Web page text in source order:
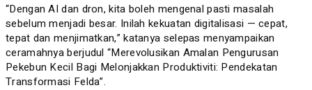
“Dengan AI dan dron, kita boleh mengenal pasti masalah
sebelum menjadi besar. Inilah kekuatan digitalisasi — cepat,
tepat dan menjimatkan,” katanya selepas menyampaikan
ceramahnya berjudul “Merevolusikan Amalan Pengurusan
Pekebun Kecil Bagi Melonjakkan Produktiviti: Pendekatan
Transformasi Felda”.